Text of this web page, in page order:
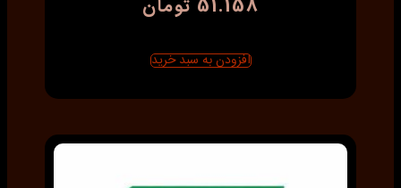
51.158 تومان
افزودن به سبد خرید